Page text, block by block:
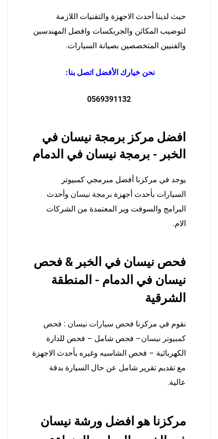
حيث لدينا أحدث الاجهزة والتقنيات اللازمة
لتوضيب المكائن والجربكسات وافضل المهندسين
والفنيين المتخصصين بصيانة السيارات.
نحن خيارك الأفضل اتصل بنا:
0569391132
افضل مركز برمجة نيسان في
الخبر - برمجة نيسان في الدمام
يوجد في مركزنا أفضل مبرمجي كمبيوتر
السيارات بأحدث أجهزة برمجة نيسان وأحدث
البرامج والسوفت وير المعتمدة من الشركات
الام.
فحص نيسان في الخبر & فحص
نيسان في الدمام - المنطقة
الشرقية
نقوم في مركزنا فحص سيارات نيسان : فحص
كمبيوتر نيسان– فحص شامل – فحص للدارة
الكهربائية – فحص الشاسيه وغيره بأحدث الاجهزة
مع تقديم تقرير شامل عن حال السيارة بدقة
عالية.
مركزنا هو افضل ورشة نيسان